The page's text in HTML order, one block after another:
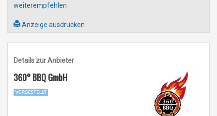
weiterempfehlen
Anzeige ausdrucken
Details zur Anbieter
360° BBQ GmbH